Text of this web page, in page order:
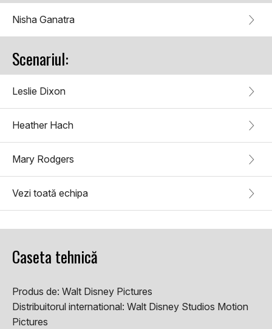
Nisha Ganatra
Scenariul:
Leslie Dixon
Heather Hach
Mary Rodgers
Vezi toată echipa
Caseta tehnică
Produs de: Walt Disney Pictures
Distribuitorul international: Walt Disney Studios Motion
Pictures